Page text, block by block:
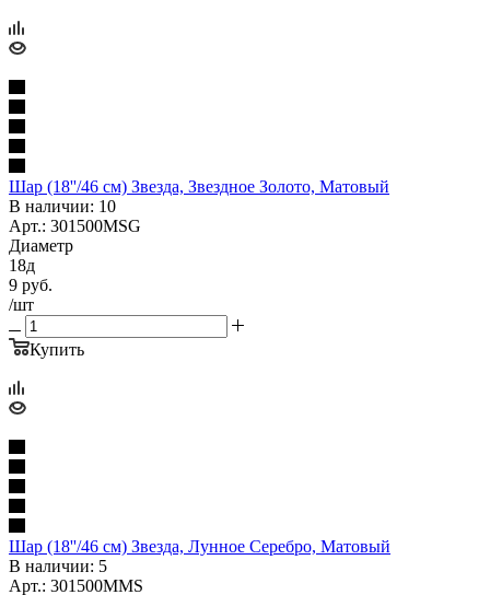
Шар (18''/46 см) Звезда, Звездное Золото, Матовый
В наличии: 10
Арт.: 301500MSG
Диаметр
18д
9 руб.
/шт
Купить
Шар (18''/46 см) Звезда, Лунное Серебро, Матовый
В наличии: 5
Арт.: 301500MMS